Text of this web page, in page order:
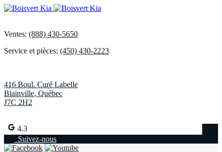
Ventes: (888) 430-5650
Service et pièces: (450) 430-2223
416 Boul. Curé Labelle
Blainville, Québec
J7C 2H2
4.3
Suivez-nous